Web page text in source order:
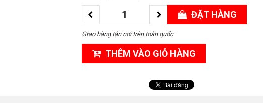
ĐẶT HÀNG
Giao hàng tận nơi trên toàn quốc
THÊM VÀO GIỎ HÀNG